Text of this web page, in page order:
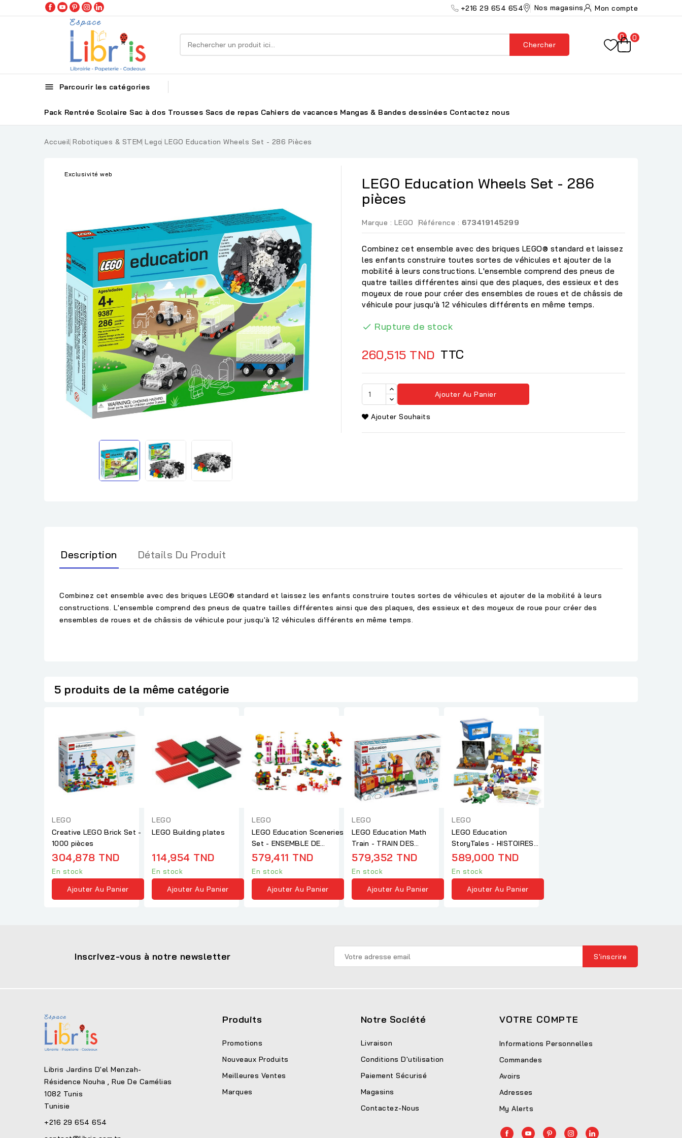
+216 29 654 654 Nos magasins Mon compte
Chercher
0 0
 Parcourir les catégories
Pack Rentrée Scolaire Sac à dos Trousses Sacs de repas Cahiers de vacances Mangas & Bandes dessinées Contactez nous
Accueil Robotiques & STEM Lego LEGO Education Wheels Set - 286 Pièces
Exclusivité web
LEGO Education Wheels Set - 286
pièces
Marque : LEGO Référence : 673419145299
Combinez cet ensemble avec des briques LEGO® standard et laissez
les enfants construire toutes sortes de véhicules et ajouter de la
mobilité à leurs constructions. L'ensemble comprend des pneus de
quatre tailles différentes ainsi que des plaques, des essieux et des
moyeux de roue pour créer des ensembles de roues et de châssis de
véhicule pour jusqu'à 12 véhicules différents en même temps.
 Rupture de stock
260,515 TND TTC
Ajouter Au Panier
Ajouter Souhaits
Description Détails Du Produit
Combinez cet ensemble avec des briques LEGO® standard et laissez les enfants construire toutes sortes de véhicules et ajouter de la mobilité à leurs
constructions. L'ensemble comprend des pneus de quatre tailles différentes ainsi que des plaques, des essieux et des moyeux de roue pour créer des
ensembles de roues et de châssis de véhicule pour jusqu'à 12 véhicules différents en même temps.
5 produits de la même catégorie
LEGO
Creative LEGO Brick Set -
1000 pièces
304,878 TND
En stock
Ajouter Au Panier
LEGO
LEGO Building plates
114,954 TND
En stock
Ajouter Au Panier
LEGO
LEGO Education Sceneries
Set - ENSEMBLE DE
DÉCORS - 1207 pièces
579,411 TND
En stock
Ajouter Au Panier
LEGO
LEGO Education Math
Train - TRAIN DES
MATHÉMATIQUES - 167
pièces
579,352 TND
En stock
Ajouter Au Panier
LEGO
LEGO Education
StoryTales - HISTOIRES
ET AVENTURES - 109
pièces
589,000 TND
En stock
Ajouter Au Panier
Inscrivez-vous à notre newsletter
Libris Jardins D'el Menzah-
Résidence Nouha , Rue De Camélias
1082 Tunis
Tunisie
+216 29 654 654
Produits
Promotions
Nouveaux Produits
Meilleures Ventes
Marques
Notre Société
Livraison
Conditions D'utilisation
Paiement Sécurisé
Magasins
Contactez-Nous
VOTRE COMPTE
Informations Personnelles
Commandes
Avoirs
Adresses
My Alerts